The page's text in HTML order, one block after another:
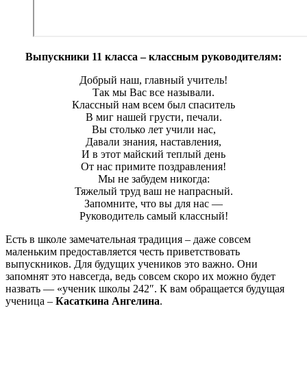
Выпускники 11 класса – классным руководителям:
Добрый наш, главный учитель!
Так мы Вас все называли.
Классный нам всем был спаситель
В миг нашей грусти, печали.
Вы столько лет учили нас,
Давали знания, наставления,
И в этот майский теплый день
От нас примите поздравления!
Мы не забудем никогда:
Тяжелый труд ваш не напрасный.
Запомните, что вы для нас —
Руководитель самый классный!
Есть в школе замечательная традиция – даже совсем
маленьким предоставляется честь приветствовать
выпускников. Для будущих учеников это важно. Они
запомнят это навсегда, ведь совсем скоро их можно будет
назвать — «ученик школы 242″. К вам обращается будущая
ученица – Касаткина Ангелина.